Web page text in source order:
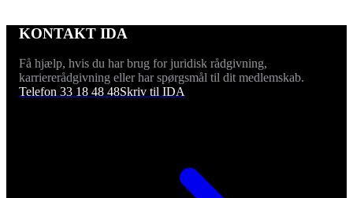
KONTAKT IDA
Få hjælp, hvis du har brug for juridisk rådgivning,
karriererådgivning eller har spørgsmål til dit medlemskab.
Telefon 33 18 48 48Skriv til IDA